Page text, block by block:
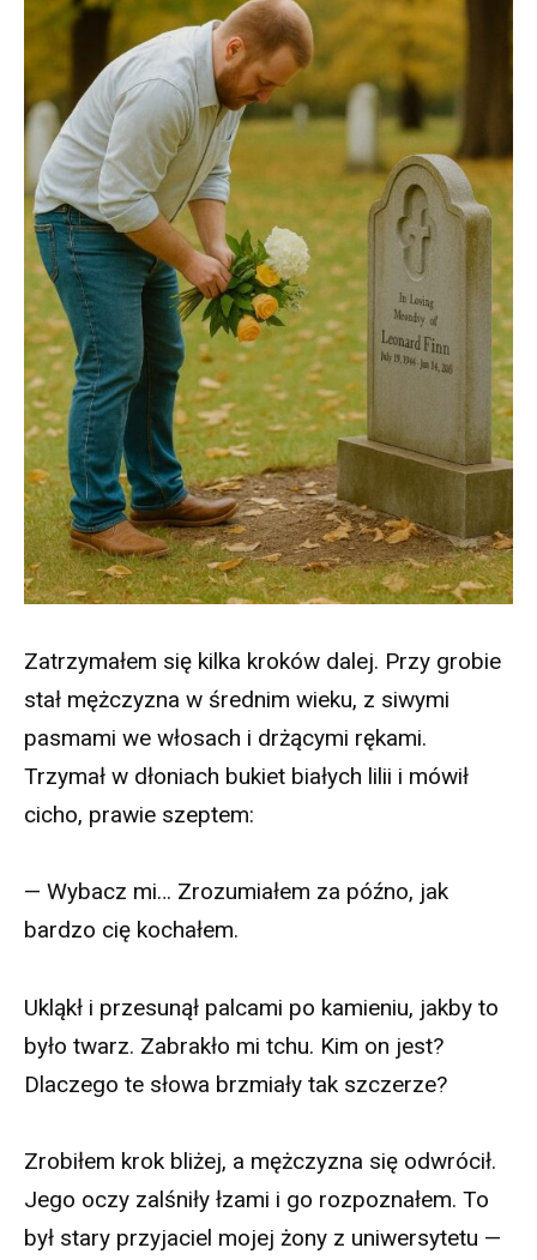
Zatrzymałem się kilka kroków dalej. Przy grobie
stał mężczyzna w średnim wieku, z siwymi
pasmami we włosach i drżącymi rękami.
Trzymał w dłoniach bukiet białych lilii i mówił
cicho, prawie szeptem:
— Wybacz mi… Zrozumiałem za późno, jak
bardzo cię kochałem.
Ukląkł i przesunął palcami po kamieniu, jakby to
było twarz. Zabrakło mi tchu. Kim on jest?
Dlaczego te słowa brzmiały tak szczerze?
Zrobiłem krok bliżej, a mężczyzna się odwrócił.
Jego oczy zalśniły łzami i go rozpoznałem. To
był stary przyjaciel mojej żony z uniwersytetu —